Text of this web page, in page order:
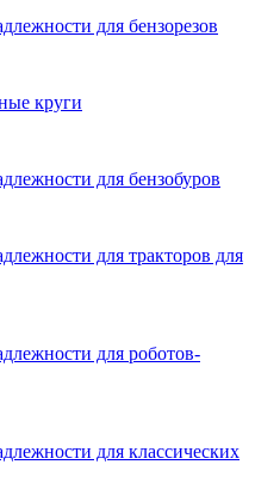
для бензорезов
круги
для бензобуров
для тракторов для
для роботов-
для классических